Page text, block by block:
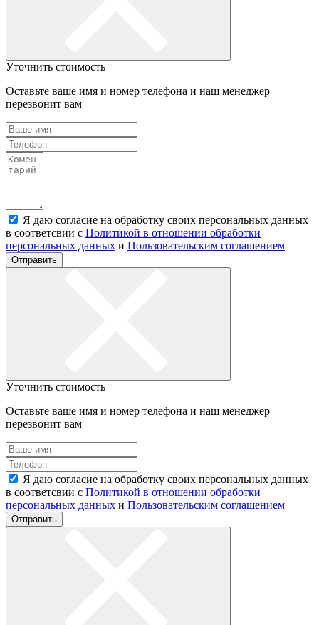
Уточнить стоимость
Оставьте ваше имя и номер телефона и наш менеджер
перезвонит вам
Я даю согласие на обработку своих персональных данных
в соответсвии с Политикой в отношении обработки
персональных данных и Пользовательским соглашением
Отправить
Уточнить стоимость
Оставьте ваше имя и номер телефона и наш менеджер
перезвонит вам
Я даю согласие на обработку своих персональных данных
в соответсвии с Политикой в отношении обработки
персональных данных и Пользовательским соглашением
Отправить